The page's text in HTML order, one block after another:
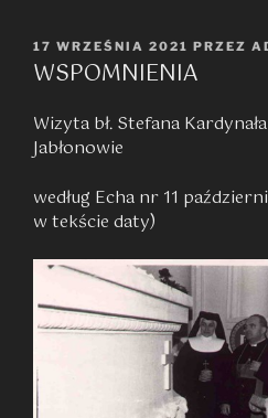
OPUBLIKOWANE
W
17 WRZEŚNIA 2021 PRZEZ
WSPOMNIENIA
Wizyta bł. Stefana
Jabłonowie
według Echa nr 11
w tekście daty)